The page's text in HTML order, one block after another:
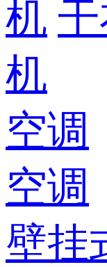
机
机
空调
空调
壁挂